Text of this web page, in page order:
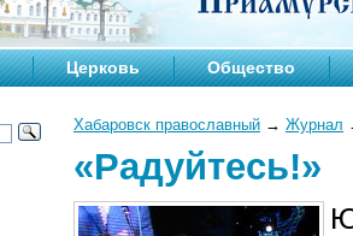
Церковь Общество
Хабаровск православный → Журнал
«Радуйтесь!»